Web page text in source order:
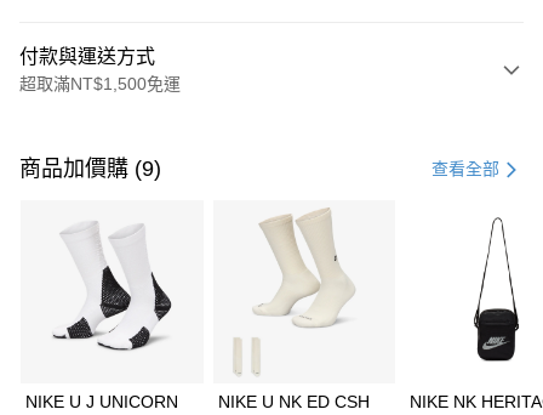
付款與運送方式
超取滿NT$1,500免運
信用卡一次付款
3 期 0 利率 每期 21家銀行
合作金庫商業銀行
第一商業銀行
華南商業銀行
彰化商業銀行
上海商業儲蓄銀行
Apple Pay
商品加價購 (9) 查看全部
NIKE U J UNICORN
NIKE U NK ED CSH
NIKE NK